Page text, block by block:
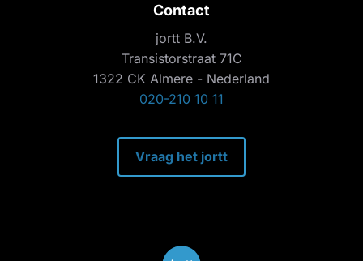
Contact
jortt B.V.
Transistorstraat 71C
1322 CK Almere - Nederland
020-210 10 11
Vraag het jortt